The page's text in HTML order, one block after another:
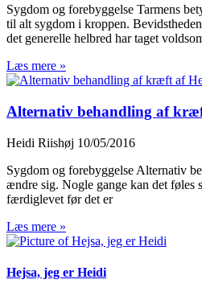
Sygdom og forebyggelse Tarmens
til alt sygdom i kroppen.
det generelle helbred har taget
Læs mere »
Alternativ behandling af
Heidi Riishøj 10/05/2016
Sygdom og forebyggelse Alternativ
ændre sig. Nogle gange kan det føles
færdiglevet før det er
Læs mere »
Hejsa, jeg er Heidi